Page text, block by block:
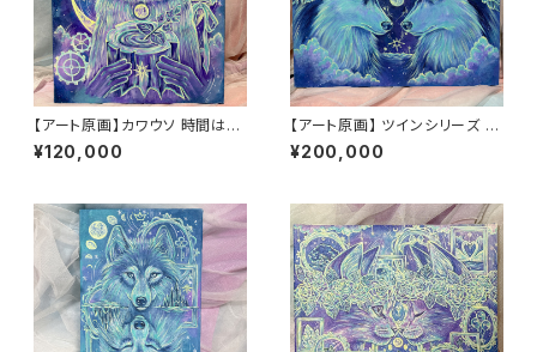
【アート原画】カワウソ 時間はい
のち 1点もの アクリル画
¥120,000
【アート原画】 ツインシリーズ ハ
スキー 1点もの アクリル画
¥200,000